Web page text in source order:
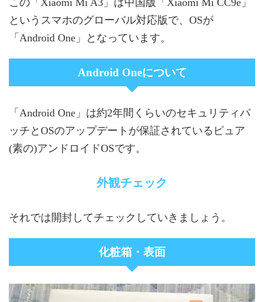
というスマホのグローバル対応版で、OSが
「Android One」となっています。
Android Oneについて
「Android One」は約2年間くらいのセキュリティパ
ッチとOSのアップデートが保証されているピュア
(素の)アンドロイドOSです。
外観チェック
それでは開封してチェックしていきましょう。
化粧箱・表面